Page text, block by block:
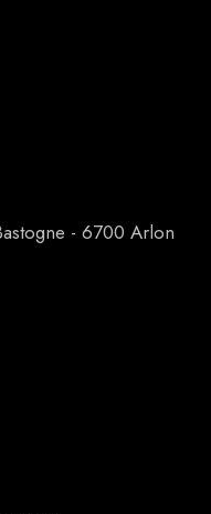
- 6700 Arlon